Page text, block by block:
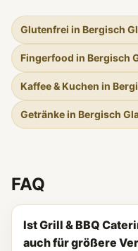
Glutenfrei in Bergisch
Fingerfood in Bergisch
Kaffee & Kuchen in
Getränke in Bergisch
FAQ
Ist Grill & BBQ
auch für größere